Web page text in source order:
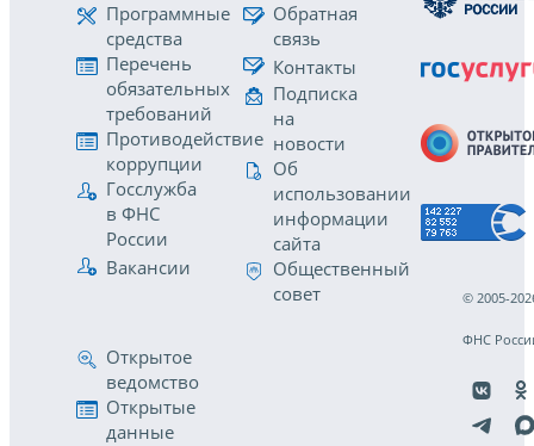
Программные
средства
Перечень
обязательных
требований
Противодействие
коррупции
Госслужба
в ФНС
России
Вакансии
Обратная
связь
Контакты
Подписка
на
новости
Об
использовании
информации
сайта
Общественный
совет
Открытое
ведомство
Открытые
данные
© 2005-
ФНС